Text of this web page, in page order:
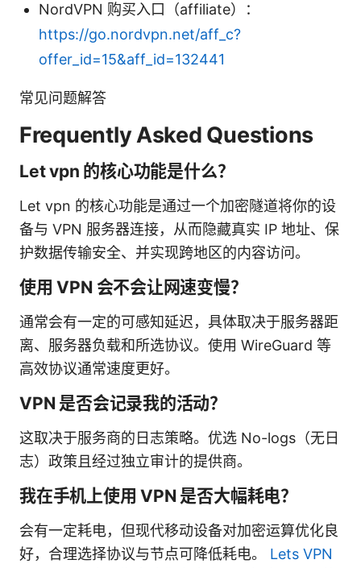
NordVPN 购买入口（affiliate）：
https://go.nordvpn.net/aff_c?
offer_id=15&aff_id=132441
常见问题解答
Frequently Asked Questions
Let vpn 的核心功能是什么？
Let vpn 的核心功能是通过一个加密隧道将你的设
备与 VPN 服务器连接，从而隐藏真实 IP 地址、保
护数据传输安全、并实现跨地区的内容访问。
使用 VPN 会不会让网速变慢？
通常会有一定的可感知延迟，具体取决于服务器距
离、服务器负载和所选协议。使用 WireGuard 等
高效协议通常速度更好。
VPN 是否会记录我的活动？
这取决于服务商的日志策略。优选 No-logs（无日
志）政策且经过独立审计的提供商。
我在手机上使用 VPN 是否大幅耗电？
会有一定耗电，但现代移动设备对加密运算优化良
好，合理选择协议与节点可降低耗电。 Lets VPN